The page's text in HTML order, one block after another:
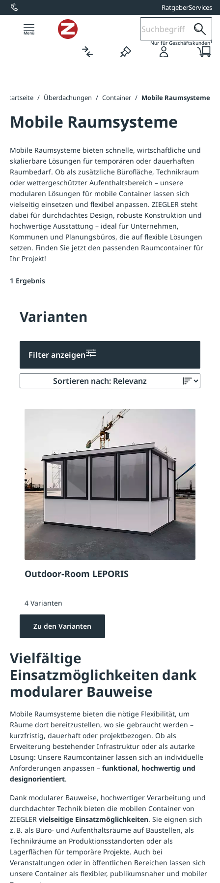
springen RatgeberServices
Nur für Geschäftskunden1
Startseite / Überdachungen / Container / Mobile Raumsysteme
Mobile Raumsysteme
Mobile Raumsysteme bieten schnelle, wirtschaftliche und
skalierbare Lösungen für temporären oder dauerhaften
Raumbedarf. Ob als zusätzliche Bürofläche, Technikraum
oder wettergeschützter Aufenthaltsbereich – unsere
modularen Lösungen für mobile Container lassen sich
vielseitig einsetzen und flexibel anpassen. ZIEGLER steht
dabei für durchdachtes Design, robuste Konstruktion und
hochwertige Ausstattung – ideal für Unternehmen,
Kommunen und Planungsbüros, die auf flexible Lösungen
setzen. Finden Sie jetzt den passenden Raumcontainer für
Ihr Projekt!
1 Ergebnis
Varianten
Filter anzeigen
Outdoor-Room LEPORIS
4 Varianten
Zu den Varianten
Vielfältige
Einsatzmöglichkeiten dank
modularer Bauweise
Mobile Raumsysteme bieten die nötige Flexibilität, um
Räume dort bereitzustellen, wo sie gebraucht werden –
kurzfristig, dauerhaft oder projektbezogen. Ob als
Erweiterung bestehender Infrastruktur oder als autarke
Lösung: Unsere Raumcontainer lassen sich an individuelle
Anforderungen anpassen – funktional, hochwertig und
designorientiert.
Dank modularer Bauweise, hochwertiger Verarbeitung und
durchdachter Technik bieten die mobilen Container von
ZIEGLER vielseitige Einsatzmöglichkeiten. Sie eignen sich
z. B. als Büro- und Aufenthaltsräume auf Baustellen, als
Technikräume an Produktionsstandorten oder als
Lagerflächen für temporäre Projekte. Auch bei
Veranstaltungen oder in öffentlichen Bereichen lassen sich
unsere Container als flexibler, publikumsnaher und mobiler